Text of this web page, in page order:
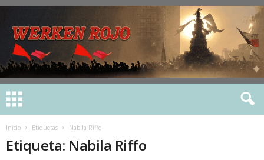
Inicio Etiquetas Nabila Riffo
Etiqueta: Nabila Riffo